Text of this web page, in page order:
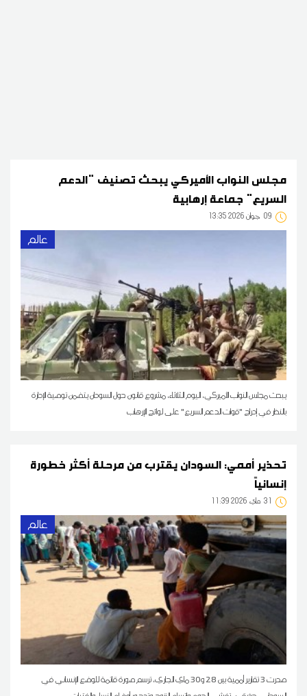
مجلس النواب الأميركي يبحث تصنيف "الدعم
السريع" جماعة إرهابية
09 13:35 2026 جوان
عالم
يبحث مجلس النواب الأميركي، اليوم الثلاثاء، مشروع قانون حول السودان يتضمن توصية الإدارة
بالنظر في إدراج "قوات الدعم السريع" على لوائح الإرهاب
تحذير أممي: السودان يقترب من مرحلة أكثر خطورة
إنسانياً
31 11:39 2026 ماي
عالم
صدرت 3 تقارير أممية بين 28 و30 ماي الجاري، ترسم صورة قاتمة للوضع الإنساني في